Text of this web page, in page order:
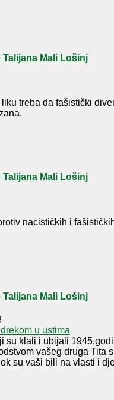
Mali Lošinj
treba da fašistički
Mali Lošinj
nacističkih i
Mali Lošinj
u ustima
su klali i ubijali
vašeg druga Tita
su vaši bili na vlasti i